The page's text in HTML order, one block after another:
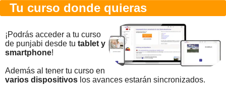
Tu curso donde quieras
¡Podrás acceder a tu curso
de punjabi desde tu tablet y
smartphone!
Además al tener tu curso en
varios dispositivos los avances estarán sincronizados.